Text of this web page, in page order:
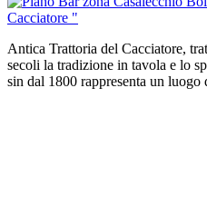
Antica Trattoria del Cacciatore,
secoli la tradizione in tavola e lo
sin dal 1800 rappresenta un